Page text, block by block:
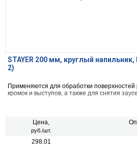
STAYER 200 мм, круглый
2)
Применяются для обработки
кромок и выступов, а также для снятия
Цена,
руб./шт.
298.01